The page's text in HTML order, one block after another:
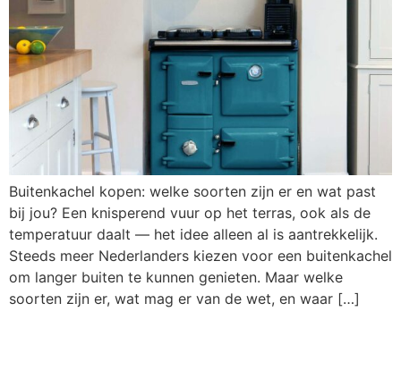
Buitenkachel kopen: welke soorten zijn er en wat past
bij jou? Een knisperend vuur op het terras, ook als de
temperatuur daalt — het idee alleen al is aantrekkelijk.
Steeds meer Nederlanders kiezen voor een buitenkachel
om langer buiten te kunnen genieten. Maar welke
soorten zijn er, wat mag er van de wet, en waar […]